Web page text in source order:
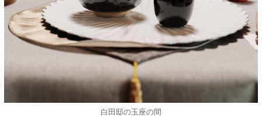
白田邸の玉座の間